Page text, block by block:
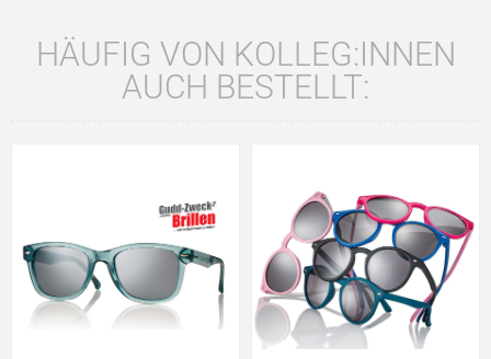
HÄUFIG VON KOLLEG:INNEN
AUCH BESTELLT: